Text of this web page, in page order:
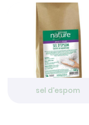
sel d'espom